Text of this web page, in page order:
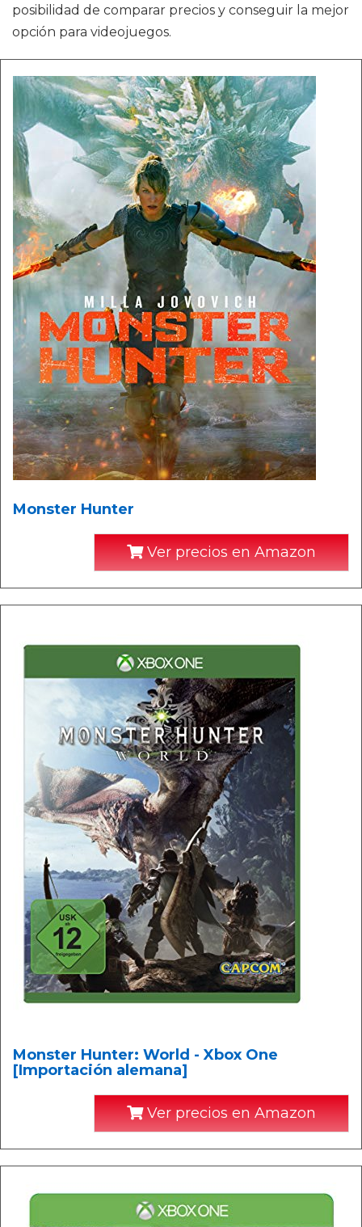
posibilidad de comparar precios y conseguir la mejor
opción para videojuegos.
Monster Hunter
Ver precios en Amazon
Monster Hunter: World - Xbox One
[Importación alemana]
Ver precios en Amazon